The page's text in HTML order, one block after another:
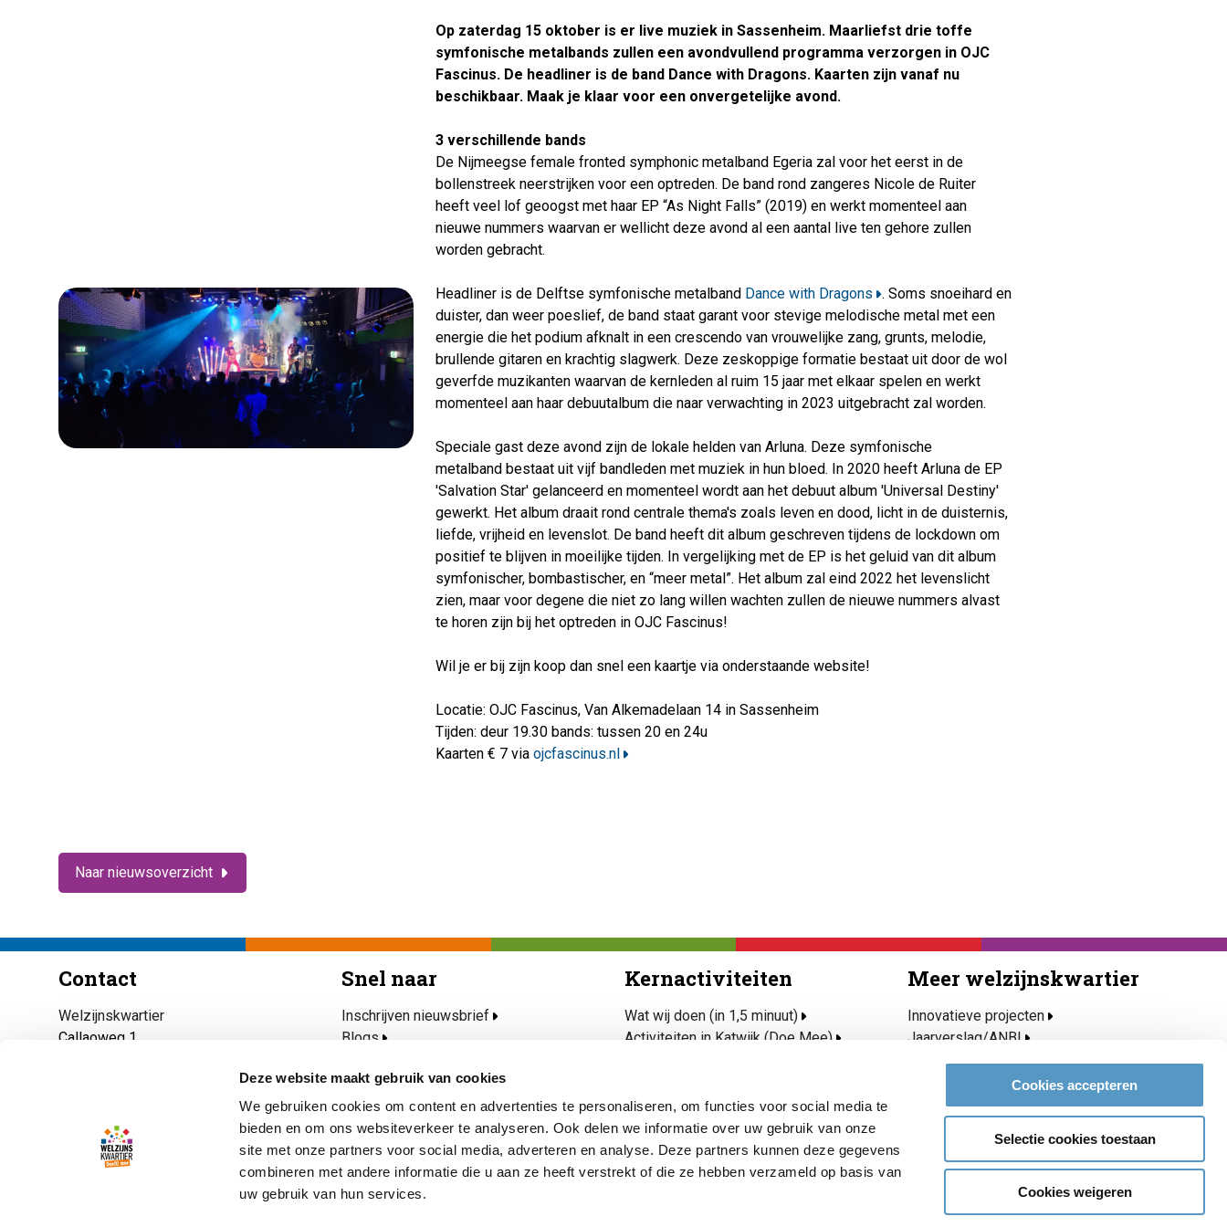
Deze website maakt gebruik van cookies
We gebruiken cookies om content en advertenties te personaliseren, om functies voor social media te
bieden en om ons websiteverkeer te analyseren. Ook delen we informatie over uw gebruik van onze
site met onze partners voor social media, adverteren en analyse. Deze partners kunnen deze gegevens
combineren met andere informatie die u aan ze heeft verstrekt of die ze hebben verzameld op basis van
uw gebruik van hun services.
Cookies accepteren
Selectie cookies toestaan
Cookies weigeren
Op zaterdag 15 oktober is er live muziek in Sassenheim. Maarliefst drie toffe
symfonische metalbands zullen een avondvullend programma verzorgen in OJC
Fascinus. De headliner is de band Dance with Dragons. Kaarten zijn vanaf nu
beschikbaar. Maak je klaar voor een onvergetelijke avond.
3 verschillende bands
De Nijmeegse female fronted symphonic metalband Egeria zal voor het eerst in de
bollenstreek neerstrijken voor een optreden. De band rond zangeres Nicole de Ruiter
heeft veel lof geoogst met haar EP “As Night Falls” (2019) en werkt momenteel aan
nieuwe nummers waarvan er wellicht deze avond al een aantal live ten gehore zullen
worden gebracht.
Headliner is de Delftse symfonische metalband Dance with Dragons . Soms snoeihard en
duister, dan weer poeslief, de band staat garant voor stevige melodische metal met een
energie die het podium afknalt in een crescendo van vrouwelijke zang, grunts, melodie,
brullende gitaren en krachtig slagwerk. Deze zeskoppige formatie bestaat uit door de wol
geverfde muzikanten waarvan de kernleden al ruim 15 jaar met elkaar spelen en werkt
momenteel aan haar debuutalbum die naar verwachting in 2023 uitgebracht zal worden.
Speciale gast deze avond zijn de lokale helden van Arluna. Deze symfonische
metalband bestaat uit vijf bandleden met muziek in hun bloed. In 2020 heeft Arluna de EP
'Salvation Star' gelanceerd en momenteel wordt aan het debuut album 'Universal Destiny'
gewerkt. Het album draait rond centrale thema's zoals leven en dood, licht in de duisternis,
liefde, vrijheid en levenslot. De band heeft dit album geschreven tijdens de lockdown om
positief te blijven in moeilijke tijden. In vergelijking met de EP is het geluid van dit album
symfonischer, bombastischer, en “meer metal”. Het album zal eind 2022 het levenslicht
zien, maar voor degene die niet zo lang willen wachten zullen de nieuwe nummers alvast
te horen zijn bij het optreden in OJC Fascinus!
Wil je er bij zijn koop dan snel een kaartje via onderstaande website!
Locatie: OJC Fascinus, Van Alkemadelaan 14 in Sassenheim
Tijden: deur 19.30 bands: tussen 20 en 24u
Kaarten € 7 viaojcfascinus.nl
Naar nieuwsoverzicht
Contact
Welzijnskwartier
Callaoweg 1
Snel naar
Inschrijven nieuwsbrief
Blogs
Katwijk Rijd(t) Mee
Open eettafels
Ik heb nu hulp nodig
Kernactiviteiten
Wat wij doen (in 1,5 minuut)
Activiteiten in Katwijk (Doe Mee)
Veilig, kansrijk en gezond opgroeien
Kunst & Cultuur
Meer welzijnskwartier
Innovatieve projecten
Jaarverslag/ANBI
Privacy- en cookieverklaring
Over Welzijnskwartier
Medewerkers